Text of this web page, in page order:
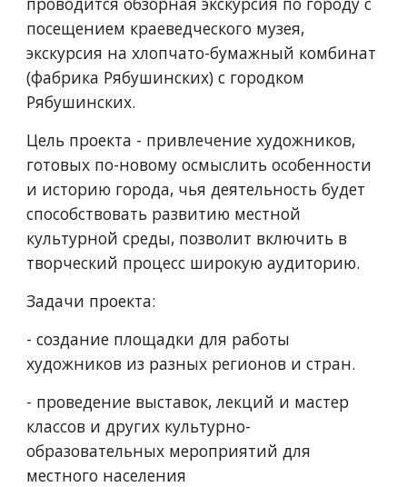
посещением краеведческого музея,
экскурсия на хлопчато-бумажный комбинат
(фабрика Рябушинских) с городком
Рябушинских.
Цель проекта - привлечение художников,
готовых по-новому осмыслить особенности
и историю города, чья деятельность будет
способствовать развитию местной
культурной среды, позволит включить в
творческий процесс широкую аудиторию.
Задачи проекта:
- создание площадки для работы
художников из разных регионов и стран.
- проведение выставок, лекций и мастер
классов и других культурно-
образовательных мероприятий для
местного населения